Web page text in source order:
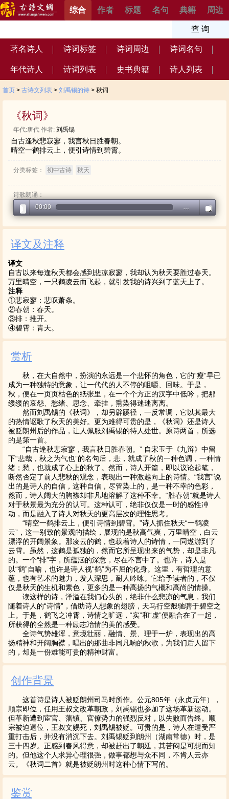
周边
典籍
名句
标题
作者
综合
著名诗人 诗词标签 诗词周边 诗词名句
年代诗人 诗词列表 史书典籍 诗人列表
首页 > 古诗文列表 > 刘禹锡的诗 > 秋词
《秋词》
年代:唐代 作者: 刘禹锡
自古逢秋悲寂寥，我言秋日胜春朝。
晴空一鹤排云上，便引诗情到碧霄。
分类标签： 初中古诗 秋天
诗歌朗诵：
00:00
…
译文及注释
译文
自古以来每逢秋天都会感到悲凉寂寥，我却认为秋天要胜过春天。
万里晴空，一只鹤凌云而飞起，就引发我的诗兴到了蓝天上了。
注释
①悲寂寥：悲叹萧条。
②春朝：春天。
③排：推开。
④碧霄：青天。
赏析
秋，在大自然中，扮演的永远是一个悲怀的角色，它的“瘦”早已
成为一种独特的意象，让一代代的人不停的咀嚼、回味。于是，
秋，便在一页页枯色的纸张里，在一个个方正的汉字中低吟，把那
缕缕的哀怨、愁绪、思念、牵挂，熏染得迷迷离离。
然而刘禹锡的《秋词》，却另辟蹊径，一反常调，它以其最大
的热情讴歌了秋天的美好。更为难得可贵的是，《秋词》还是诗人
被贬朗州后的作品，让人佩服刘禹锡的待人处世。原诗两首，所选
的是第一首。
“自古逢秋悲寂寥，我言秋日胜春朝。” 自宋玉于《九辩》中留
下“悲哉，秋之为气也”的名句后，悲，就成了秋的一种色调，一种情
绪；愁，也就成了心上的秋了。然而，诗人开篇，即以议论起笔，
断然否定了前人悲秋的观念，表现出一种激越向上的诗情。“我言”说
出的是诗人的自信，这种自信，尽管染上的，是一种不幸的色彩，
然而，诗人阔大的胸襟却非凡地溶解了这种不幸。“胜春朝”就是诗人
对于秋景最为充分的认可。这种认可，绝非仅仅是一时的感性冲
动，而是融入了诗人对秋天的更高层次的理性思考。
“晴空一鹤排云上，便引诗情到碧霄。”诗人抓住秋天“一鹤凌
云”，这一别致的景观的描绘，展现的是秋高气爽，万里晴空，白云
漂浮的开阔景象。那凌云的鹤，也载着诗人的诗情，一同遨游到了
云霄。虽然，这鹤是孤独的，然而它所呈现出来的气势，却是非凡
的。一个“排”字，所蕴涵的深意，尽在不言中了。也许，诗人是
以“鹤”自喻，也许是诗人视“鹤”为不屈的化身。这里，有哲理的意
蕴，也有艺术的魅力，发人深思，耐人吟咏。它给予读者的，不仅
仅是秋天的生机和素色，更多的是一种高扬的气概和高尚的情操。
读这样的诗，洋溢在我们心头的，绝非什么悲凉的气息，我们
随着诗人的“诗情”，借助诗人想象的翅膀，天马行空般驰骋于碧空之
上。于是，鹤飞之冲霄，诗情之旷远，“实”和“虚”便融合在了一起，
所获得的全然是一种励志冶情的美的感受。
全诗气势雄浑，意境壮丽，融情、景、理于一炉，表现出的高
扬精神和开阔胸襟，唱出的那曲非同凡响的秋歌，为我们后人留下
的，却是一份难能可贵的精神财富。
创作背景
这首诗是诗人被贬朗州司马时所作。公元805年（永贞元年），
顺宗即位，任用王叔文改革朝政，刘禹锡也参加了这场革新运动。
但革新遭到宦官、藩镇、官僚势力的强烈反对，以失败而告终。顺
宗被迫退位，王叔文赐死，刘禹锡被贬。可贵的是，诗人在遭受严
重打击后，并没有消沉下去。刘禹锡贬到朗州（湖南常德）时，是
三十四岁。正感到春风得意，却被赶出了朝廷，其苦闷是可想而知
的。但他这个人求异心理很强，做事都想与众不同，不肯人云亦
云。《秋词二首》就是被贬朗州时这种心情下写的。
鉴赏